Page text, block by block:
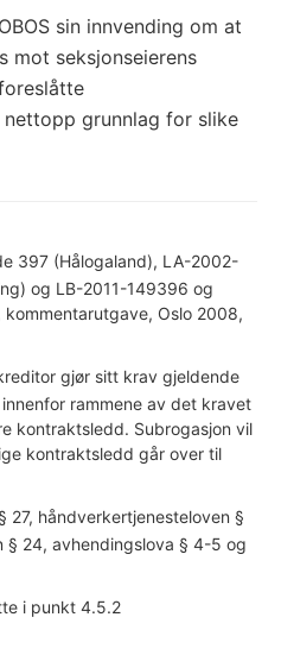
sin innvending om at
mot seksjonseierens
grunnlag for slike
397 (Hålogaland), LA-2002-
og LB-2011-149396 og
kommentarutgave, Oslo 2008,
gjør sitt krav gjeldende
rammene av det kravet
kontraktsledd. Subrogasjon vil
kontraktsledd går over til
27, håndverkertjenesteloven §
§ 24, avhendingslova § 4-5 og
i punkt 4.5.2